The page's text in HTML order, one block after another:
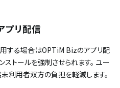
プリ配信
する場合はOPTiM Bizのアプリ配
トールを強制させられます。 ユー
利用者双方の負担を軽減します。